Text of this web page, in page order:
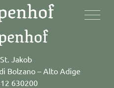
Jakob
Bolzano – Alto Adige
630200